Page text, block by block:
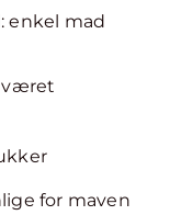
enkel mad
været
for maven